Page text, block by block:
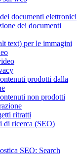
documenti elettronici
dei documenti
text) per le immagini
prodotti dalla
non prodotti
ritratti
di ricerca (SEO)
SEO: Search